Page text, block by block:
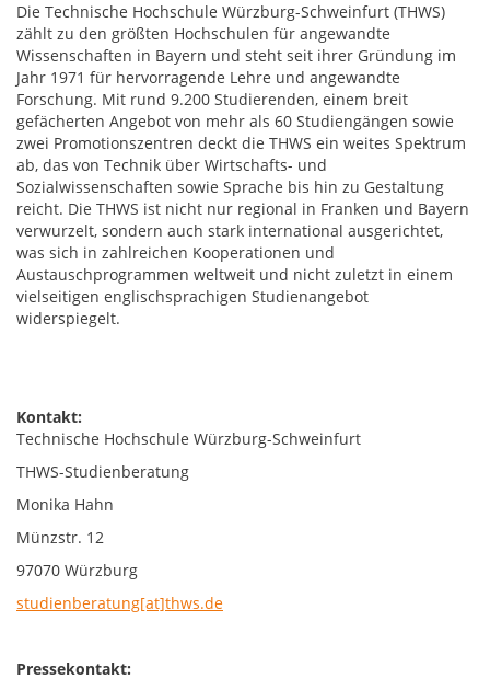
Die Technische Hochschule Würzburg-Schweinfurt (THWS)
zählt zu den größten Hochschulen für angewandte
Wissenschaften in Bayern und steht seit ihrer Gründung im
Jahr 1971 für hervorragende Lehre und angewandte
Forschung. Mit rund 9.200 Studierenden, einem breit
gefächerten Angebot von mehr als 60 Studiengängen sowie
zwei Promotionszentren deckt die THWS ein weites Spektrum
ab, das von Technik über Wirtschafts- und
Sozialwissenschaften sowie Sprache bis hin zu Gestaltung
reicht. Die THWS ist nicht nur regional in Franken und Bayern
verwurzelt, sondern auch stark international ausgerichtet,
was sich in zahlreichen Kooperationen und
Austauschprogrammen weltweit und nicht zuletzt in einem
vielseitigen englischsprachigen Studienangebot
widerspiegelt.
Kontakt:
Technische Hochschule Würzburg-Schweinfurt
THWS-Studienberatung
Monika Hahn
Münzstr. 12
97070 Würzburg
studienberatung[at]thws.de
Pressekontakt: